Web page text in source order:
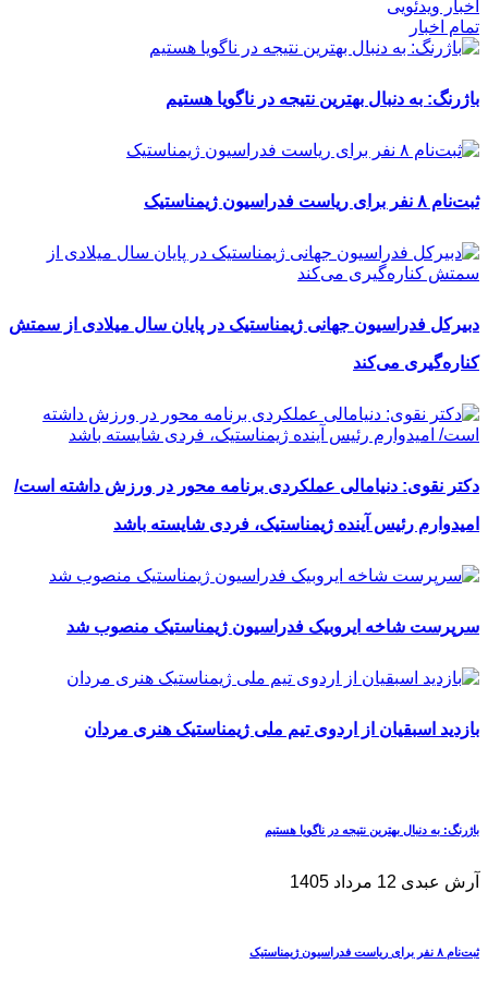
اخبار ویدئویی
تمام اخبار
باژرنگ: به دنبال بهترین نتیجه در ناگویا هستیم
ثبت‌نام ۸ نفر برای ریاست فدراسیون ژیمناستیک
دبیرکل فدراسیون جهانی ژیمناستیک در پایان سال میلادی از سمتش
کناره‌گیری می‌کند
دکتر نقوی: دنیامالی عملکردی برنامه محور در ورزش داشته است/
امیدوارم رئیس آینده ژیمناستیک، فردی شایسته باشد
سرپرست شاخه ایروبیک فدراسیون ژیمناستیک منصوب شد
بازدید اسبقیان از اردوی تیم ملی ژیمناستیک هنری مردان
باژرنگ: به دنبال بهترین نتیجه در ناگویا هستیم
آرش عبدی 12 مرداد 1405
ثبت‌نام ۸ نفر برای ریاست فدراسیون ژیمناستیک